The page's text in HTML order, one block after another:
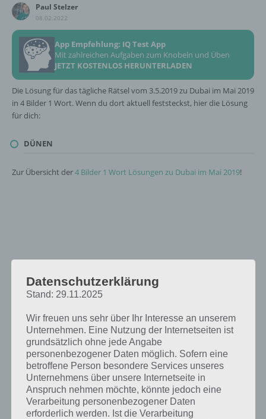
Paul Stelzer
08.02.2022
App Empfehlung: IQ Test App
Mit zahlreichen Aufgaben zum Knobeln und Üben
JETZT KOSTENLOS HERUNTERLADEN
Die Lösung für das tägliche Rätsel vom 3.5.2019 zu Dubai im Mai 2019
in 4 Bilder 1 Wort. Wenn du dort aktuell feststeckst, hier die Lösung
für dich:
DÜNEN
Zur Übersicht der4 Bilder 1 Wort Lösungen zu Dubai im Mai 2019!
Datenschutzerklärung
Stand: 29.11.2025
Wir freuen uns sehr über Ihr Interesse an unserem
Unternehmen. Eine Nutzung der Internetseiten ist
grundsätzlich ohne jede Angabe
personenbezogener Daten möglich. Sofern eine
betroffene Person besondere Services unseres
Unternehmens über unsere Internetseite in
Anspruch nehmen möchte, könnte jedoch eine
Verarbeitung personenbezogener Daten
erforderlich werden. Ist die Verarbeitung